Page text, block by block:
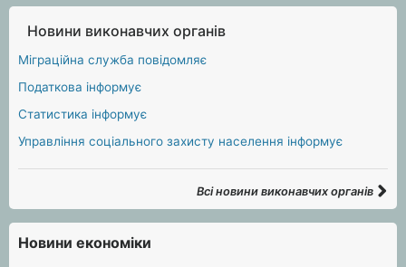
Новини виконавчих органів
Міграційна служба повідомляє
Податкова інформує
Статистика інформує
Управління соціального захисту населення інформує
Всі новини виконавчих органів
Новини економіки